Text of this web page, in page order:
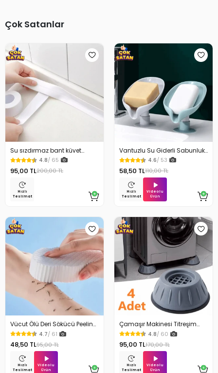
Çok Satanlar
Su sızdırmaz bant küvet
Tezgah tamir bandı
4.8/ 65
95,00 TL200,00 TL
Hızlı
Teslimat
Vantuzlu Su Giderli Sabunluk
Kaymaz 4.6/ 53
58,50 TL110,00 TL
Hızlı
Teslimat
Videolu
Ürün
Vücut Ölü Deri Sökücü Peeling
Banyo Duş Süngeri
4.7/ 61
48,50 TL95,00 TL
Hızlı
Teslimat
Videolu
Ürün
Çamaşır Makinesi Titreşim
Engelleyici Stoper 4Lü
4.8/ 60
95,00 TL170,00 TL
Hızlı
Teslimat
Videolu
Ürün